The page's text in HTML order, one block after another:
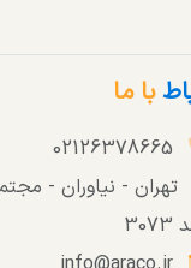
با ما
02126378665
تهران - نیاوران -